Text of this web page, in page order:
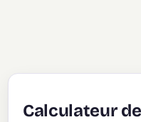
Calculateur